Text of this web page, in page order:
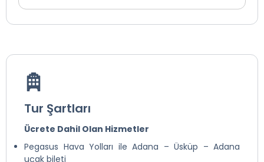
Tur Şartları
Ücrete Dahil Olan Hizmetler
Pegasus Hava Yolları ile Adana – Üsküp – Adana
uçak bileti